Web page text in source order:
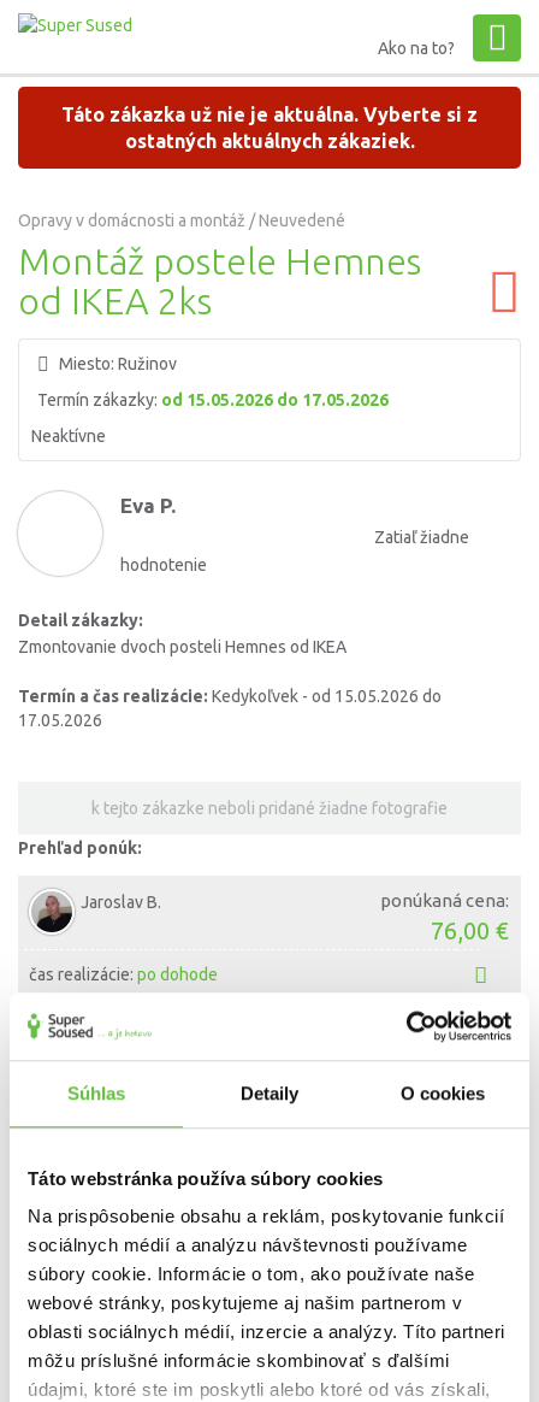
Súhlas Detaily O cookies
Táto webstránka používa súbory cookies
Na prispôsobenie obsahu a reklám, poskytovanie funkcií
sociálnych médií a analýzu návštevnosti používame
súbory cookie. Informácie o tom, ako používate naše
webové stránky, poskytujeme aj našim partnerom v
oblasti sociálnych médií, inzercie a analýzy. Títo partneri
môžu príslušné informácie skombinovať s ďalšími
údajmi, ktoré ste im poskytli alebo ktoré od vás získali,
Ako na to?
Táto zákazka už nie je aktuálna. Vyberte si z
ostatných aktuálnych zákaziek.
Opravy v domácnosti a montáž / Neuvedené
Montáž postele Hemnes
od IKEA 2ks
Miesto: Ružinov
Termín zákazky: od 15.05.2026 do 17.05.2026
Neaktívne
Eva P.
Zatiaľ žiadne
hodnotenie
Detail zákazky:
Zmontovanie dvoch posteli Hemnes od IKEA
Termín a čas realizácie: Kedykoľvek - od 15.05.2026 do
17.05.2026
k tejto zákazke neboli pridané žiadne fotografie
Prehľad ponúk:
Jaroslav B.
čas realizácie:po dohode
ponúkaná cena:
76,00 €
Matej M. ponúkaná cena:
85,00 €
Michal P.
čas realizácie:po dohode
ponúkaná cena:
82,00 €
Michal Š.
čas realizácie: po dohode
ponúkaná cena:
76,00 €